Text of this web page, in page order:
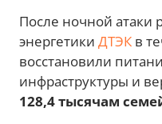
После ночной атаки
энергетики ДТЭК в
восстановили
инфраструктуры и
128,4 тысячам